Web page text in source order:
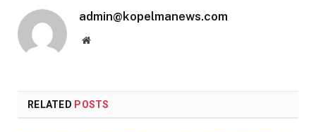
admin@kopelmanews.com
Website
RELATED POSTS